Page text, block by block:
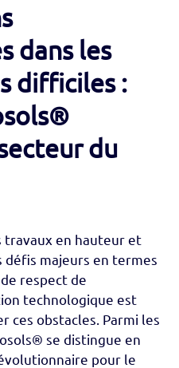
dans les
difficiles :
du
travaux en hauteur et
majeurs en termes
respect de
technologique est
ces obstacles. Parmi les
se distingue en
pour le